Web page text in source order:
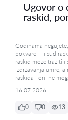
Ugovor o
raskid,
Godinama
pokvare — i sud
raskid može tražiti i
izdržavanja umre,
raskida i oni ne
16.07.2026
0 0 13